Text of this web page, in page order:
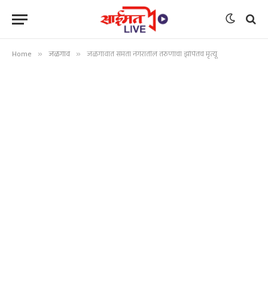
Home » जळगाव » जळगावात समता नगरातील तरुणाचा झोपेतच मृत्यू